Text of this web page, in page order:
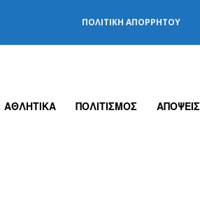
ΠΟΛΙΤΙΚΉ ΑΠΟΡΡΉΤΟΥ
ΑΘΛΗΤΙΚΑ ΠΟΛΙΤΙΣΜΟΣ ΑΠΟΨΕΙΣ